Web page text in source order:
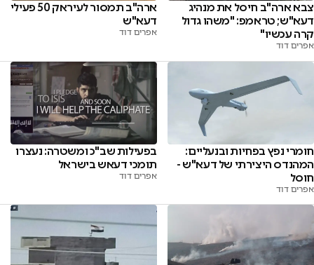
צבא ארה"ב חיסל את מנהיג
דעא"ש; טראמפ: "משהו גדול
קרה עכשיו"
אפרים דוד
ארה"ב תמסור לעיראק 50 פעילי
דעא"ש
אפרים דוד
חומרי נפץ בפחיות ובנעליים:
המהנדס היצירתי של דעא"ש -
חוסל
אפרים דוד
בפעילות שב"כ ומשטרה: נעצרו
תומכי דעאש בישראל
אפרים דוד